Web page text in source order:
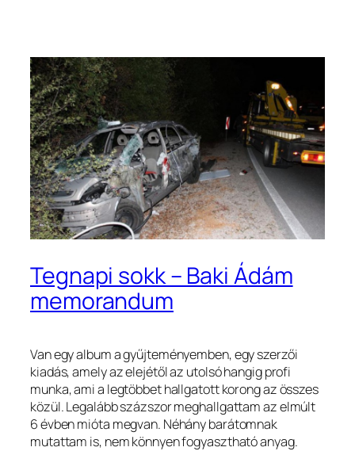
Tegnapi sokk – Baki Ádám
memorandum
Van egy album a gyűjteményemben, egy szerzői
kiadás, amely az elejétől az utolsó hangig profi
munka, ami a legtöbbet hallgatott korong az összes
közül. Legalább százszor meghallgattam az elmúlt
6 évben mióta megvan. Néhány barátomnak
mutattam is, nem könnyen fogyasztható anyag.